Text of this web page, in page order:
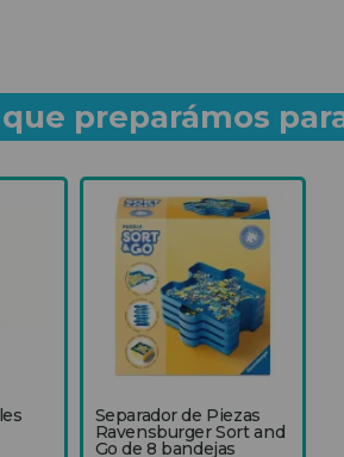
preparámos
Separador de Piezas
Ravensburger Sort and
Go de 8 bandejas